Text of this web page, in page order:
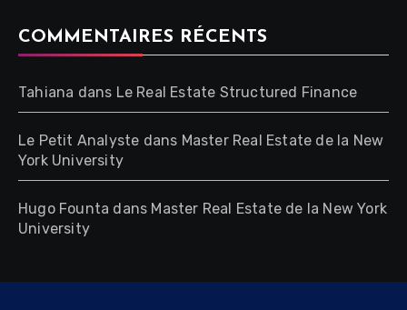
COMMENTAIRES RÉCENTS
Tahiana dans Le Real Estate Structured Finance
Le Petit Analyste dans Master Real Estate de la New
York University
Hugo Founta dans Master Real Estate de la New York
University